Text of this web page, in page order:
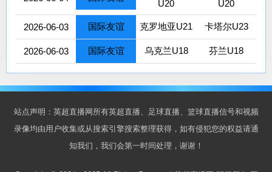
U20
U20
2026-06-03 国际友谊 克罗地亚U21 卡塔尔U23
2026-06-03 国际友谊 乌克兰U18 芬兰U18
站点声明：英超直播网所有英超直播、足球直播、篮球直播信号和视频
录像均由用户收集或从搜索引擎搜索整理获得，如有侵犯您的权益请通
知我们，我们会第一时间处理，谢谢！